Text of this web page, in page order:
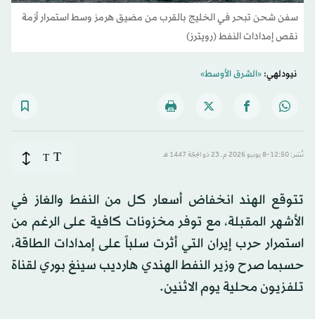
سفن شحن تبحر في الخليج بالقرب من مضيق هرمز وسط استمرار أزمة
نقص إمدادات النفط (رويترز)
نيودلهي:«الشرق الأوسط»
نُشر: 12:50-8 يونيو 2026 م ـ 23 ذو الحِجّة 1447 هـ T
T
تتوقع الهند انخفاض أسعار كل من النفط والغاز في
الأشهر المقبلة، مع توفر مخزونات كافية على الرغم من
استمرار حرب إيران التي أثرت سلباً على إمدادات الطاقة،
حسبما صرح وزير النفط الهندي هارديب سينغ بوري لقناة
تلفزيون محلية يوم الاثنين.